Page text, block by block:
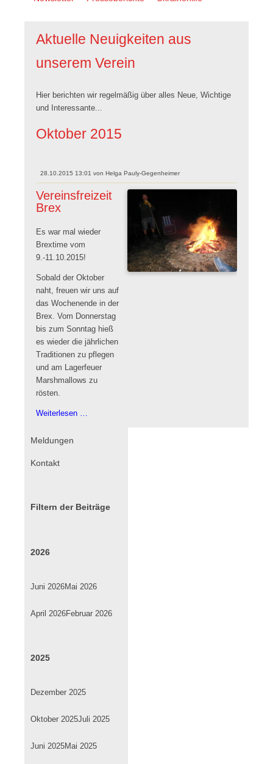
Aktuelle Neuigkeiten aus
unserem Verein
Hier berichten wir regelmäßig über alles Neue, Wichtige
und Interessante...
Oktober 2015
28.10.2015 13:01 vonHelga Pauly-Gegenheimer
Vereinsfreizeit
Brex
Es war mal wieder
Brextime vom
9.-11.10.2015!
Sobald der Oktober
naht, freuen wir uns auf
das Wochenende in der
Brex. Vom Donnerstag
bis zum Sonntag hieß
es wieder die jährlichen
Traditionen zu pflegen
und am Lagerfeuer
Marshmallows zu
rösten.
Weiterlesen …
Navigation
Meldungen
Kontakt
Filtern der Beiträge
2026
Juni 2026Mai 2026
April 2026Februar 2026
2025
Dezember 2025
Oktober 2025Juli 2025
Juni 2025Mai 2025